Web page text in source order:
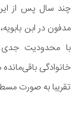
چند سال پس از این
مدفون در ابن
با محدودیت جدی
خانوادگی
تقريبا به‌ صورت